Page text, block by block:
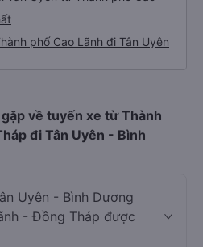
phố Cao Lãnh đi Tân Uyên
về tuyến xe từ Thành
đi Tân Uyên - Bình
Uyên - Bình Dương
- Đồng Tháp được